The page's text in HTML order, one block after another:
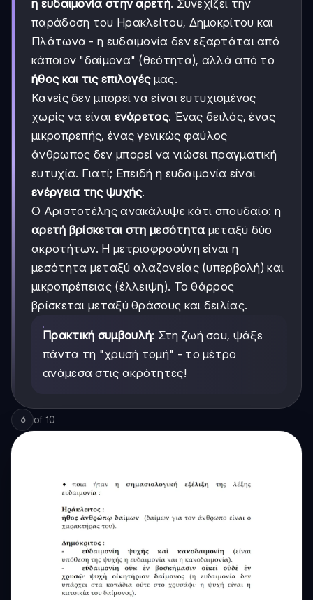
η ευδαιμονία στην αρετή. Συνεχίζει την
παράδοση του Ηρακλείτου, Δημοκρίτου και
Πλάτωνα - η ευδαιμονία δεν εξαρτάται από
κάποιον "δαίμονα" (θεότητα), αλλά από το
ήθος και τις επιλογέςμας.
Κανείς δεν μπορεί να είναι ευτυχισμένος
χωρίς να είναι ενάρετος. Ένας δειλός, ένας
μικροπρεπής, ένας γενικώς φαύλος
άνθρωπος δεν μπορεί να νιώσει πραγματική
ευτυχία. Γιατί; Επειδή η ευδαιμονία είναι
ενέργεια της ψυχής.
Ο Αριστοτέλης ανακάλυψε κάτι σπουδαίο: η
αρετή βρίσκεται στη μεσότητα μεταξύ δύο
ακροτήτων. Η μετριοφροσύνη είναι η
μεσότητα μεταξύ αλαζονείας (υπερβολή) και
μικροπρέπειας (έλλειψη). Το θάρρος
βρίσκεται μεταξύ θράσους και δειλίας.
Πρακτική συμβουλή: Στη ζωή σου, ψάξε
πάντα τη "χρυσή τομή" - το μέτρο
ανάμεσα στις ακρότητες!
6 of 10